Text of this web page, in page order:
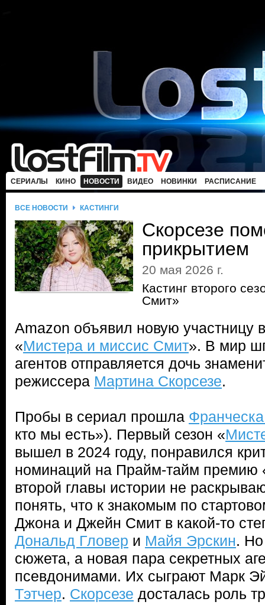
СЕРИАЛЫ КИНО НОВОСТИ ВИДЕО НОВИНКИ РАСПИСАНИЕ
ВСЕ НОВОСТИ КАСТИНГИ
Скорсезе
прикрытием
20 мая 2026 г.
Кастинг второго
Смит»
Amazon объявил новую участницу
«Мистера и миссис Смит». В мир
агентов отправляется дочь
режиссера Мартина Скорсезе.
Пробы в сериал прошла
кто мы есть»). Первый сезон «
вышел в 2024 году, понравился
номинаций на Прайм-тайм премию
второй главы истории не
понять, что к знакомым по
Джона и Джейн Смит в какой-то
Дональд Гловер и Майя Эрскин. Но
сюжета, а новая пара секретных
псевдонимами. Их сыграют Марк
Тэтчер. Скорсезе досталась роль